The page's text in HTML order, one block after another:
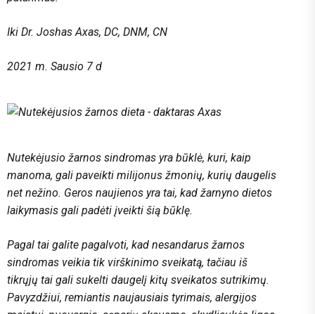
Iki Dr. Joshas Axas, DC, DNM, CN
2021 m. Sausio 7 d
Nutekėjusio žarnos sindromas yra būklė, kuri, kaip
manoma, gali paveikti milijonus žmonių, kurių daugelis
net nežino. Geros naujienos yra tai, kad žarnyno dietos
laikymasis gali padėti įveikti šią būklę.
Pagal tai galite pagalvoti, kad nesandarus žarnos
sindromas veikia tik virškinimo sveikatą, tačiau iš
tikrųjų tai gali sukelti daugelį kitų sveikatos sutrikimų.
Pavyzdžiui, remiantis naujausiais tyrimais, alergijos